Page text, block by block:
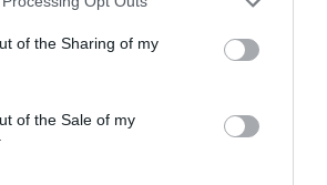
of the Sharing of my
of the Sale of my